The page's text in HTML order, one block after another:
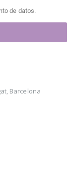
de datos.
Barcelona